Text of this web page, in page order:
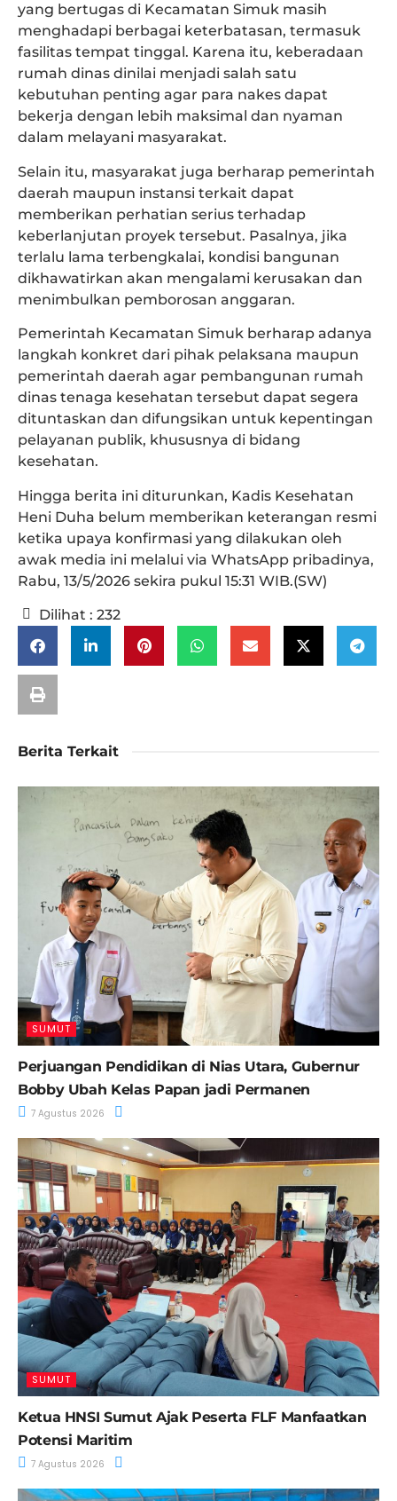
yang bertugas di Kecamatan Simuk masih
menghadapi berbagai keterbatasan, termasuk
fasilitas tempat tinggal. Karena itu, keberadaan
rumah dinas dinilai menjadi salah satu
kebutuhan penting agar para nakes dapat
bekerja dengan lebih maksimal dan nyaman
dalam melayani masyarakat.
Selain itu, masyarakat juga berharap pemerintah
daerah maupun instansi terkait dapat
memberikan perhatian serius terhadap
keberlanjutan proyek tersebut. Pasalnya, jika
terlalu lama terbengkalai, kondisi bangunan
dikhawatirkan akan mengalami kerusakan dan
menimbulkan pemborosan anggaran.
Pemerintah Kecamatan Simuk berharap adanya
langkah konkret dari pihak pelaksana maupun
pemerintah daerah agar pembangunan rumah
dinas tenaga kesehatan tersebut dapat segera
dituntaskan dan difungsikan untuk kepentingan
pelayanan publik, khususnya di bidang
kesehatan.
Hingga berita ini diturunkan, Kadis Kesehatan
Heni Duha belum memberikan keterangan resmi
ketika upaya konfirmasi yang dilakukan oleh
awak media ini melalui via WhatsApp pribadinya,
Rabu, 13/5/2026 sekira pukul 15:31 WIB.(SW)
Dilihat : 232
Berita Terkait
SUMUT
Perjuangan Pendidikan di Nias Utara, Gubernur
Bobby Ubah Kelas Papan jadi Permanen
7 Agustus 2026
SUMUT
Ketua HNSI Sumut Ajak Peserta FLF Manfaatkan
Potensi Maritim
7 Agustus 2026